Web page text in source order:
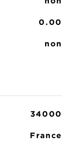
0.00
non
34000
France